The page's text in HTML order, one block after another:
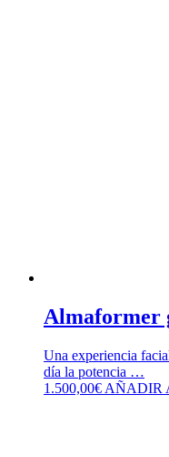
Almaformer
Una experiencia
día la potencia …
1.500,00€ AÑADIR